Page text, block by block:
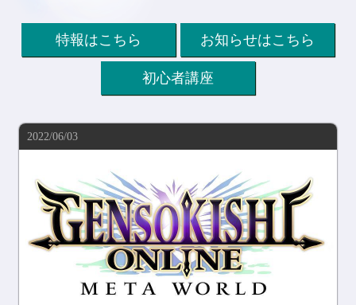
ステーキング
お問い合わせ
AGREEMENT&LICENCE
特報はこちら お知らせはこちら
初心者講座
2022/06/03